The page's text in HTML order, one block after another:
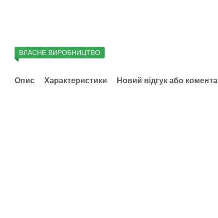
ВЛАСНЕ ВИРОБНИЦТВО
Опис Характеристики Новий відгук або